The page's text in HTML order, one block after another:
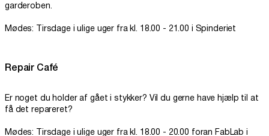
garderoben.
Mødes: Tirsdage i ulige uger fra kl. 18.00 - 21.00 i Spinderiet
Repair Café
Er noget du holder af gået i stykker? Vil du gerne have hjælp til at
få det repareret?
Mødes: Tirsdage i ulige uger fra kl. 18.00 - 20.00 foran FabLab i